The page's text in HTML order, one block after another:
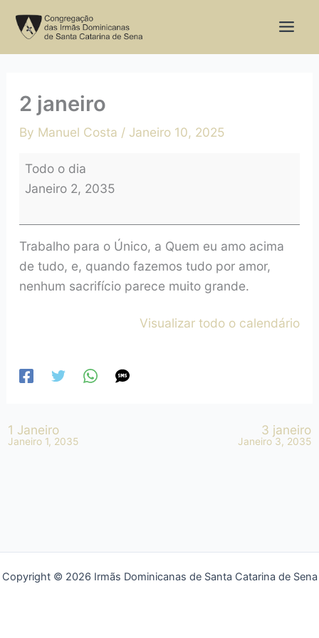
2 janeiro
By Manuel Costa / Janeiro 10, 2025
janeiro
Todo o dia
Janeiro 2, 2035
Trabalho para o Único, a Quem eu amo acima
de tudo, e, quando fazemos tudo por amor,
nenhum sacrifício parece muito grande.
Visualizar todo o calendário
1 Janeiro
Janeiro 1, 2035
3 janeiro
Janeiro 3, 2035
Copyright © 2026 Irmãs Dominicanas de Santa Catarina de Sena